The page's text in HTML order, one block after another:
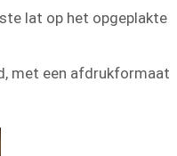
lat op het opgeplakte
met een afdrukformaat